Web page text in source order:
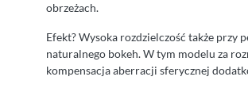
obrzeżach.
Efekt? Wysoka rozdzielczość także przy
naturalnego bokeh. W tym modelu za
kompensacja aberracji sferycznej